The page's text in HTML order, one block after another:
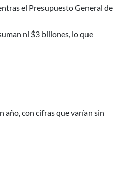
el Presupuesto General de
ni $3 billones, lo que
con cifras que varían sin